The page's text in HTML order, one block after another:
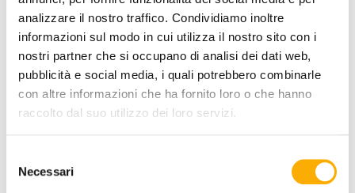
analizzare il nostro traffico. Condividiamo inoltre
informazioni sul modo in cui utilizza il nostro sito con i
nostri partner che si occupano di analisi dei dati web,
pubblicità e social media, i quali potrebbero combinarle
con altre informazioni che ha fornito loro o che hanno
raccolto dal suo utilizzo dei loro servizi.
delNecessari
CUSHION: